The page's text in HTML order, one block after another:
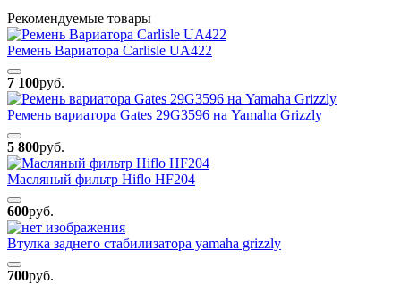
Рекомендуемые товары
Ремень Вариатора Carlisle UA422
7 100руб.
Ремень вариатора Gates 29G3596 на Yamaha Grizzly
5 800руб.
Масляный фильтр Hiflo HF204
600руб.
Втулка заднего стабилизатора yamaha grizzly
700руб.